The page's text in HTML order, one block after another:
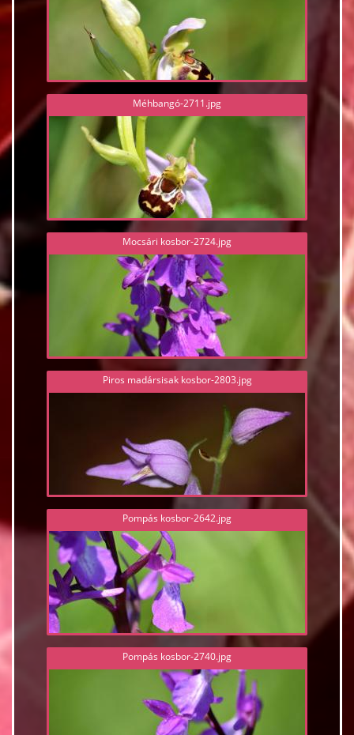
Méhbangó-2711.jpg
Mocsári kosbor-2724.jpg
Piros madársisak kosbor-2803.jpg
Pompás kosbor-2642.jpg
Pompás kosbor-2740.jpg